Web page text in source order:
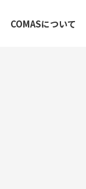
COMASについて